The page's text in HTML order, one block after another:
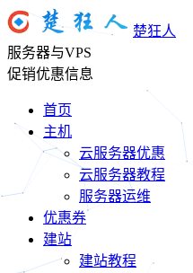
楚狂人
服务器与VPS
促销优惠信息
首页
主机
云服务器优惠
云服务器教程
服务器运维
优惠券
建站
建站教程